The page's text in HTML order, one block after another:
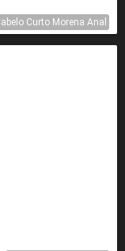
Curto Morena Anal